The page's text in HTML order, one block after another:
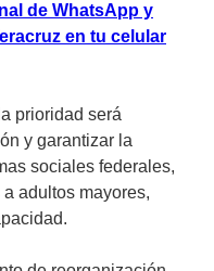
de WhatsApp y
en tu celular
prioridad será
y garantizar la
sociales federales,
adultos mayores,